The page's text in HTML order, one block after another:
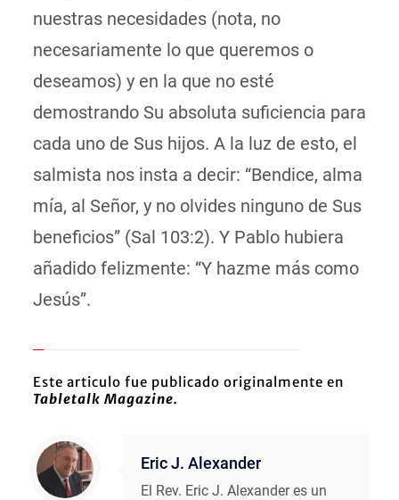
nuestras necesidades (nota, no
necesariamente lo que queremos o
deseamos) y en la que no esté
demostrando Su absoluta suficiencia para
cada uno de Sus hijos. A la luz de esto, el
salmista nos insta a decir: “Bendice, alma
mía, al Señor, y no olvides ninguno de Sus
beneficios” (Sal 103:2). Y Pablo hubiera
añadido felizmente: “Y hazme más como
Jesús”.
Este articulo fue publicado originalmente en
Tabletalk Magazine.
Eric J. Alexander
El Rev. Eric J. Alexander es un